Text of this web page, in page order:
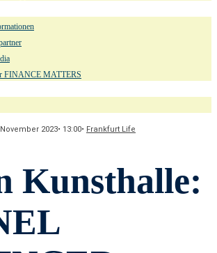
FINANCE MATTERS
2023• 13:00• Frankfurt Life
Kunsthalle: